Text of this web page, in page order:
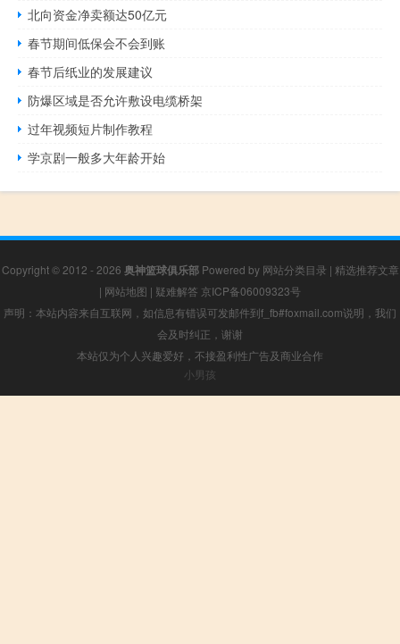
北向资金净卖额达50亿元
春节期间低保会不会到账
春节后纸业的发展建议
防爆区域是否允许敷设电缆桥架
过年视频短片制作教程
学京剧一般多大年龄开始
Copyright © 2012 - 2026 奥神篮球俱乐部Powered by 网站分类目录 | 精选推荐文章
| 网站地图 | 疑难解答 京ICP备06009323号
声明：本站内容来自互联网，如信息有错误可发邮件到f_fb#foxmail.com说明，我们
会及时纠正，谢谢
本站仅为个人兴趣爱好，不接盈利性广告及商业合作
小男孩